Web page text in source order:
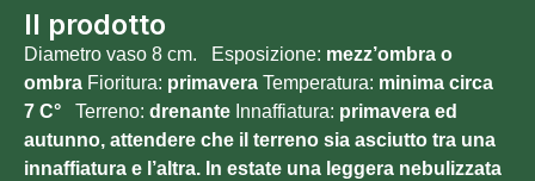
Il prodotto
Diametro vaso 8 cm. Esposizione: mezz’ombra o
ombra Fioritura: primavera Temperatura: minima circa
7 C° Terreno: drenante Innaffiatura: primavera ed
autunno, attendere che il terreno sia asciutto tra una
innaffiatura e l’altra. In estate una leggera nebulizzata